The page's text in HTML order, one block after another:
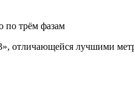
по трём фазам
отличающейся лучшими